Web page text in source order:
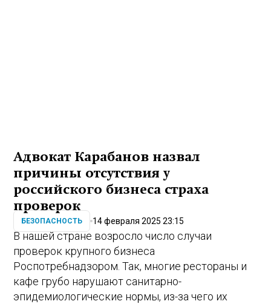
Адвокат Карабанов назвал
причины отсутствия у
российского бизнеса страха
проверок
БЕЗОПАСНОСТЬ 14 февраля 2025 23:15
В нашей стране возросло число случаи
проверок крупного бизнеса
Роспотребнадзором. Так, многие рестораны и
кафе грубо нарушают санитарно-
эпидемиологические нормы, из-за чего их